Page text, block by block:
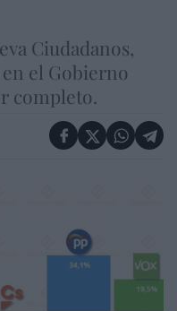
Ciudadanos,
en el Gobierno
completo.